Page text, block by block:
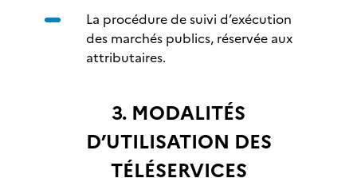
La procédure de suivi d’exécution
des marchés publics, réservée aux
attributaires.
3. MODALITÉS
D’UTILISATION DES
TÉLÉSERVICES